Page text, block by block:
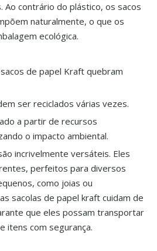
Ao contrário do plástico, os sacos
naturalmente, o que os
ecológica.
de papel Kraft quebram
ser reciclados várias vezes.
a partir de recursos
o impacto ambiental.
incrivelmente versáteis. Eles
perfeitos para diversos
como joias ou
sacolas de papel kraft cuidam de
que eles possam transportar
itens com segurança.